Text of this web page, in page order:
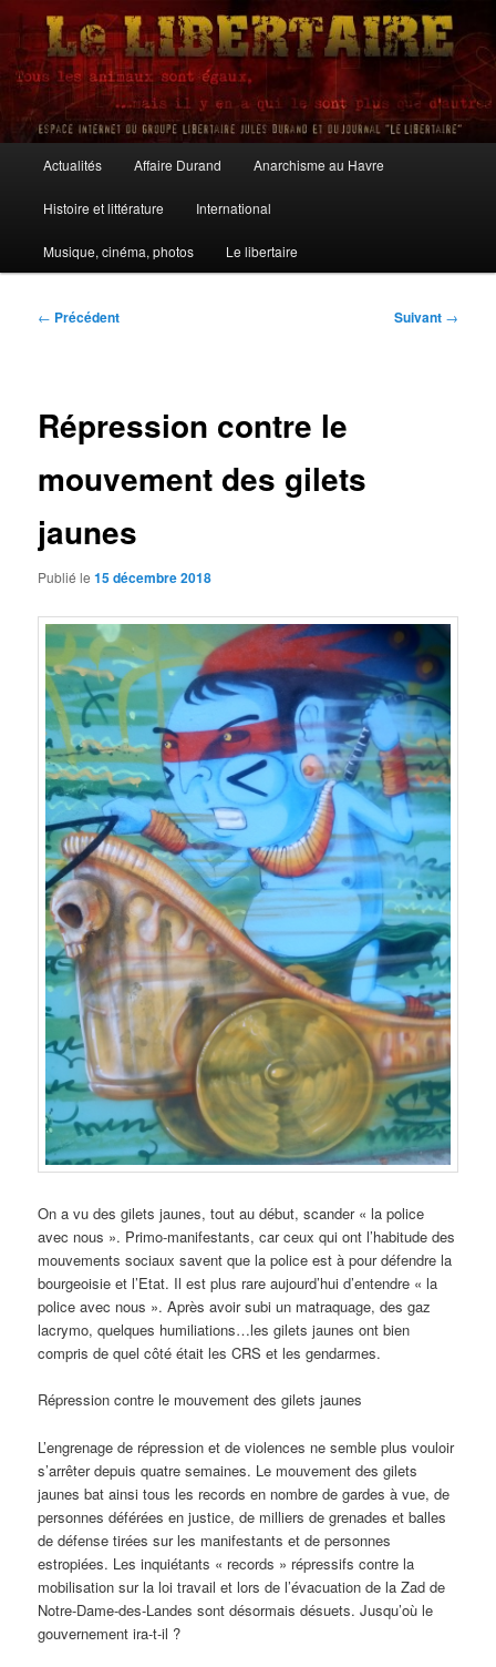
Aller
contenu
principalLe Libertaire
principal
Actualités Affaire Durand Anarchisme au Havre
Histoire et littérature International
Musique, cinéma, photos Le libertaire
Navigation
← Précédent Suivant →
Répression contre le
mouvement des gilets
jaunes
Publié le15 décembre 2018
On a vu des gilets jaunes, tout au début, scander « la police
avec nous ». Primo-manifestants, car ceux qui ont l’habitude des
mouvements sociaux savent que la police est à pour défendre la
bourgeoisie et l’Etat. Il est plus rare aujourd’hui d’entendre « la
police avec nous ». Après avoir subi un matraquage, des gaz
lacrymo, quelques humiliations…les gilets jaunes ont bien
compris de quel côté était les CRS et les gendarmes.
Répression contre le mouvement des gilets jaunes
L’engrenage de répression et de violences ne semble plus vouloir
s’arrêter depuis quatre semaines. Le mouvement des gilets
jaunes bat ainsi tous les records en nombre de gardes à vue, de
personnes déférées en justice, de milliers de grenades et balles
de défense tirées sur les manifestants et de personnes
estropiées. Les inquiétants « records » répressifs contre la
mobilisation sur la loi travail et lors de l’évacuation de la Zad de
Notre-Dame-des-Landes sont désormais désuets. Jusqu’où le
gouvernement ira-t-il ?